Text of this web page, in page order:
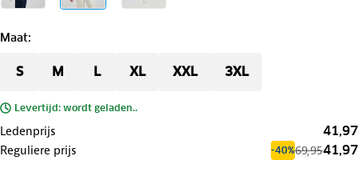
Maat:
S M L XL XXL 3XL
Levertijd: wordt geladen..
Ledenprijs 41,97
Reguliere prijs -40%69,9541,97